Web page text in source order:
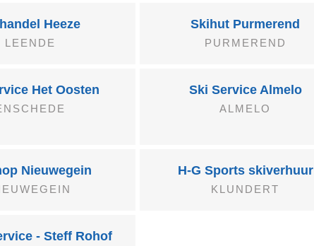
Heeze
LEENDE
Skihut Purmerend
PURMEREND
Het Oosten Ski Service Almelo
ALMELO
Nieuwegein H-G Sports skiverhuur
KLUNDERT
- Steff Rohof